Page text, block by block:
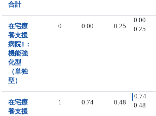
合計
在宅療
養支援
病院1：
機能強
化型
（単独
型）
0 0.00 0.25
0.00
0.25
在宅療
養支援
1 0.74 0.48
0.74
0.48